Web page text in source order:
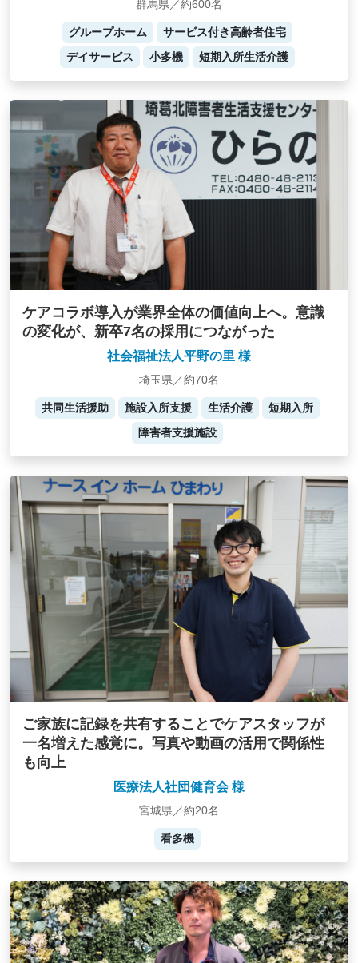
群馬県／約600名
グループホーム
サービス付き高齢者住宅
デイサービス
小多機 短期入所生活介護
ケアコラボ導入が業界全体の価値向上へ。意識
の変化が、新卒7名の採用につながった
社会福祉法人平野の里 様
埼玉県／約70名
共同生活援助 施設入所支援 生活介護
短期入所
障害者支援施設
ご家族に記録を共有することでケアスタッフが
一名増えた感覚に。写真や動画の活用で関係性
も向上
医療法人社団健育会 様
宮城県／約20名
看多機